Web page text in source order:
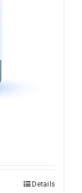
Details